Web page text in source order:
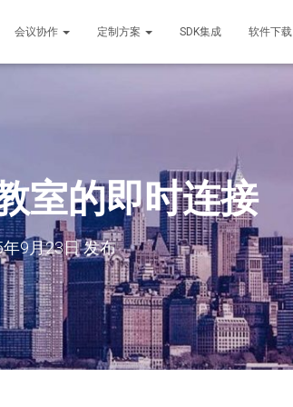
会议协作 定制方案 SDK集成 软件下载
室的即时连接
9月23日发布